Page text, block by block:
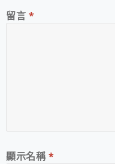
留言 *
顯示名稱*